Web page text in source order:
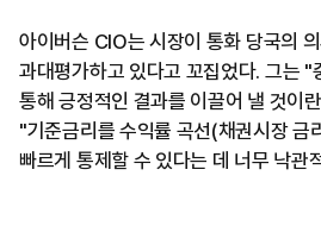
아이버슨 CIO는 시장이 통화 당국의
과대평가하고 있다고 꼬집었다. 그는 "
통해 긍정적인 결과를 이끌어 낼 것이
"기준금리를 수익률 곡선(채권시장 금
빠르게 통제할 수 있다는 데 너무 낙관